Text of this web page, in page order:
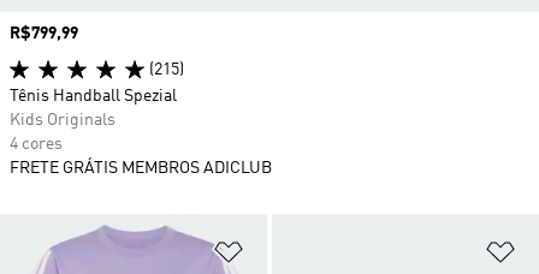
Preço
R$799,99
(215)
Tênis Handball Spezial
Kids Originals
4 cores
FRETE GRÁTIS MEMBROS ADICLUB